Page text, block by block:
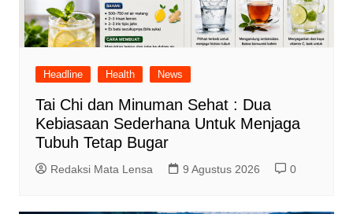
Headline Health News
Tai Chi dan Minuman Sehat : Dua
Kebiasaan Sederhana Untuk Menjaga
Tubuh Tetap Bugar
Redaksi Mata Lensa 9 Agustus 2026 0